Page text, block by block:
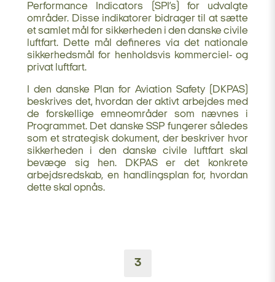
Performance Indicators (SPI’s) for udvalgte
områder. Disse indikatorer bidrager til at sætte
et samlet mål for sikkerheden i den danske civile
luftfart. Dette mål defineres via det nationale
sikkerhedsmål for henholdsvis kommerciel- og
privat luftfart.
I den danske Plan for Aviation Safety (DKPAS)
beskrives det, hvordan der aktivt arbejdes med
de forskellige emneområder som nævnes i
Programmet. Det danske SSP fungerer således
som et strategisk dokument, der beskriver hvor
sikkerheden i den danske civile luftfart skal
bevæge sig hen. DKPAS er det konkrete
arbejdsredskab, en handlingsplan for, hvordan
dette skal opnås.
3